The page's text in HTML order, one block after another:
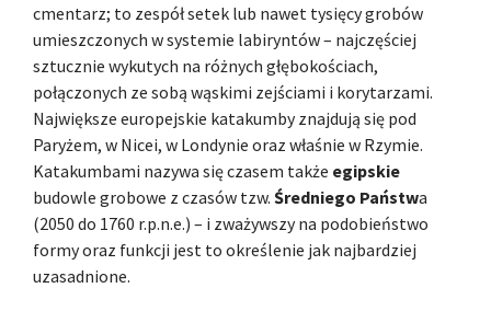
cmentarz; to zespół setek lub nawet tysięcy grobów
umieszczonych w systemie labiryntów – najczęściej
sztucznie wykutych na różnych głębokościach,
połączonych ze sobą wąskimi zejściami i korytarzami.
Największe europejskie katakumby znajdują się pod
Paryżem, w Nicei, w Londynie oraz właśnie w Rzymie.
Katakumbami nazywa się czasem także egipskie
budowle grobowe z czasów tzw. Średniego Państwa
(2050 do 1760 r.p.n.e.) – i zważywszy na podobieństwo
formy oraz funkcji jest to określenie jak najbardziej
uzasadnione.